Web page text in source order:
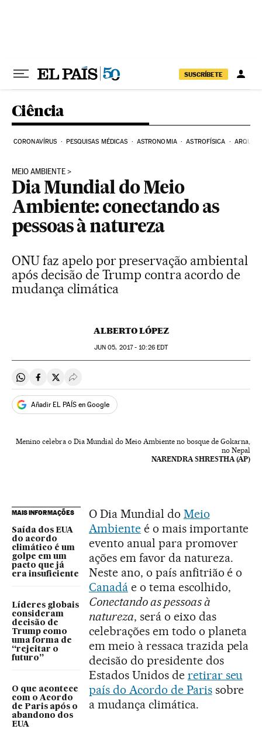
SUSCRÍBETE
Ciência
CORONAVÍRUS PESQUISAS MÉDICAS ASTRONOMIA ASTROFÍSICA
MEIO AMBIENTE
Dia Mundial do Meio
Ambiente: conectando as
pessoas à natureza
ONU faz apelo por preservação ambiental
após decisão de Trump contra acordo de
mudança climática
ALBERTO LÓPEZ
JUN 05, 2017 - 10:26EDT
Compartir en Whatsapp
Compartir en Facebook
Compartir en Twitter
Desplegar Redes Sociales
Añadir EL PAÍS en Google
Menino celebra o Dia Mundial do Meio Ambiente no bosque de Gokarna,
no Nepal
NARENDRA SHRESTHA (AP)
MAIS INFORMAÇÕES
Saída dos EUA
do acordo
climático é um
golpe em um
pacto que já
era insuficiente
Líderes globais
consideram
decisão de
Trump como
uma forma de
“rejeitar o
futuro”
O que acontece
com o Acordo
de Paris após o
abandono dos
EUA
O Dia Mundial do Meio
Ambienteé o mais importante
evento anual para promover
ações em favor da natureza.
Neste ano, o país anfitrião é o
Canadáe o tema escolhido,
Conectando as pessoas à
natureza, será o eixo das
celebrações em todo o planeta
em meio à ressaca trazida pela
decisão do presidente dos
Estados Unidos de retirar seu
país do Acordo de Parissobre
a mudança climática.